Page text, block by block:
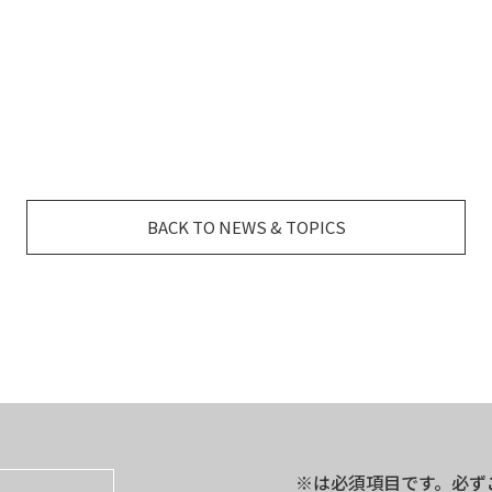
BACK TO NEWS & TOPICS
※は必須項目です。必ず